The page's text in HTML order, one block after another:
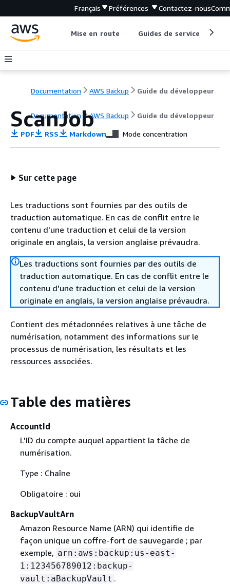
Français Préférences Contactez-nous
Mise en route Guides de service
Documentation AWS Backup Guide du développeur
Documentation AWS Backup Guide du développeur
ScanJob
PDF RSS Markdown Mode concentration
Sur cette page
Les traductions sont fournies par des outils de
traduction automatique. En cas de conflit entre le
contenu d'une traduction et celui de la version
originale en anglais, la version anglaise prévaudra.
Les traductions sont fournies par des outils de
traduction automatique. En cas de conflit entre le
contenu d'une traduction et celui de la version
originale en anglais, la version anglaise prévaudra.
Contient des métadonnées relatives à une tâche de
numérisation, notamment des informations sur le
processus de numérisation, les résultats et les
ressources associées.
Table des matières
AccountId
L'ID du compte auquel appartient la tâche de
numérisation.
Type : Chaîne
Obligatoire : oui
BackupVaultArn
Amazon Resource Name (ARN) qui identifie de
façon unique un coffre-fort de sauvegarde ; par
exemple, arn:aws:backup:us-east-
1:123456789012:backup-
vault:aBackupVault .